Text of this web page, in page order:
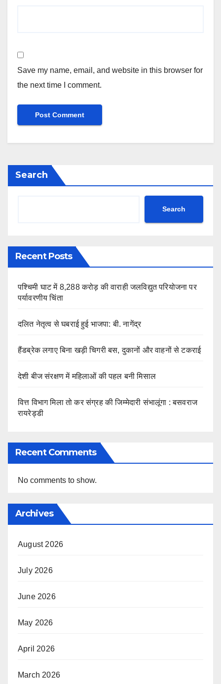
Save my name, email, and website in this browser for
the next time I comment.
Search
Search
Recent Posts
पश्चिमी घाट में 8,288 करोड़ की वाराही जलविद्युत परियोजना पर
पर्यावरणीय चिंता
दलित नेतृत्व से घबराई हुई भाजपा: बी. नागेंद्र
हैंडब्रेक लगाए बिना खड़ी चिगरी बस, दुकानों और वाहनों से टकराई
देशी बीज संरक्षण में महिलाओं की पहल बनी मिसाल
वित्त विभाग मिला तो कर संग्रह की जिम्मेदारी संभालूंगा : बसवराज
रायरेड्डी
Recent Comments
No comments to show.
Archives
August 2026
July 2026
June 2026
May 2026
April 2026
March 2026